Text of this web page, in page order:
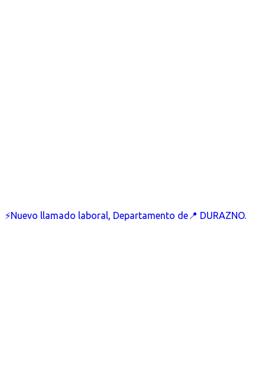
⚡Nuevo llamado laboral, Departamento de📍 DURAZNO.